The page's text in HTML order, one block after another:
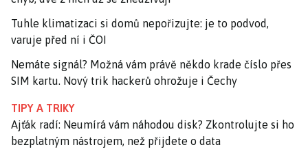
Tuhle klimatizaci si domů nepořizujte: je to podvod,
varuje před ní i ČOI
Nemáte signál? Možná vám právě někdo krade číslo přes
SIM kartu. Nový trik hackerů ohrožuje i Čechy
TIPY A TRIKY
Ajťák radí: Neumírá vám náhodou disk? Zkontrolujte si ho
bezplatným nástrojem, než přijdete o data